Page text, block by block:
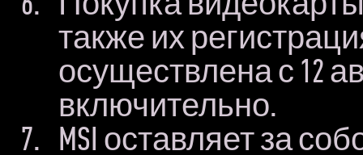
также их
осуществлена с 12
включительно.
MSI оставляет за